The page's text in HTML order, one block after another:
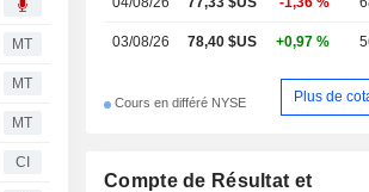
MT
MT
MT
CI
03/08/26 78,40 $US +0,97 %
Cours en différé NYSE Plus de
Compte de Résultat et